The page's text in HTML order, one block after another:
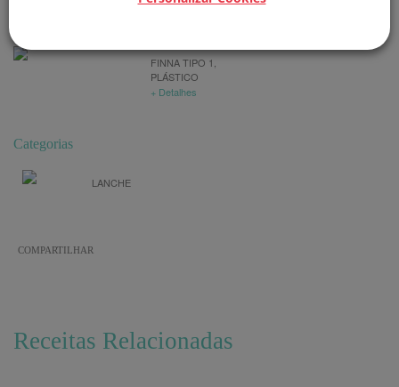
FINNA TIPO 1,
PLÁSTICO
+ Detalhes
Categorias
LANCHE
COMPARTILHAR
Receitas Relacionadas